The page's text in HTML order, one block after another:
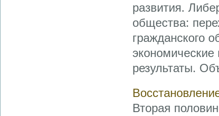
развития.
общества:
гражданского
экономические
результаты.
Вторая